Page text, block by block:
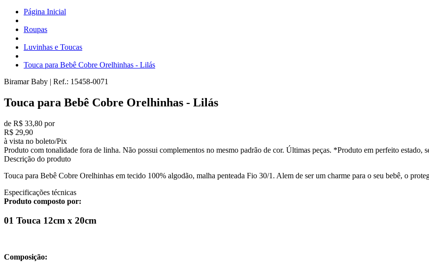
Página Inicial
Roupas
Luvinhas e Toucas
Touca para Bebê Cobre Orelhinhas - Lilás
Biramar Baby | Ref.: 15458-0071
Touca para Bebê Cobre Orelhinhas - Lilás
de R$ 33,80 por
R$ 29,90
à vista no boleto/Pix
Produto com tonalidade fora de linha. Não possui complementos no mesmo padrão de cor. Últimas peças. *Produto em perfeito estado,
Descrição do produto
Touca para Bebê Cobre Orelhinhas em tecido 100% algodão, malha penteada Fio 30/1. Alem de ser um charme para o seu bebê, o
Especificações técnicas
Produto composto por:
01 Touca 12cm x 20cm
Composição: